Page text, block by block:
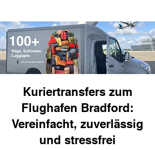
Kuriertransfers zum
Flughafen Bradford:
Vereinfacht, zuverlässig
und stressfrei